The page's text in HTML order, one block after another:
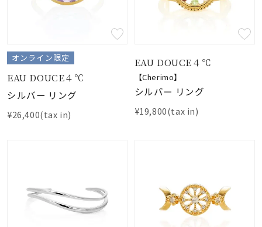
すべてのジュエリー
カラー
誕生石
石の色
オンライン限定
EAU DOUCE４℃
シルバー リング
¥26,400(tax in)
EAU DOUCE４℃
【Cherimo】
シルバー リング
¥19,800(tax in)